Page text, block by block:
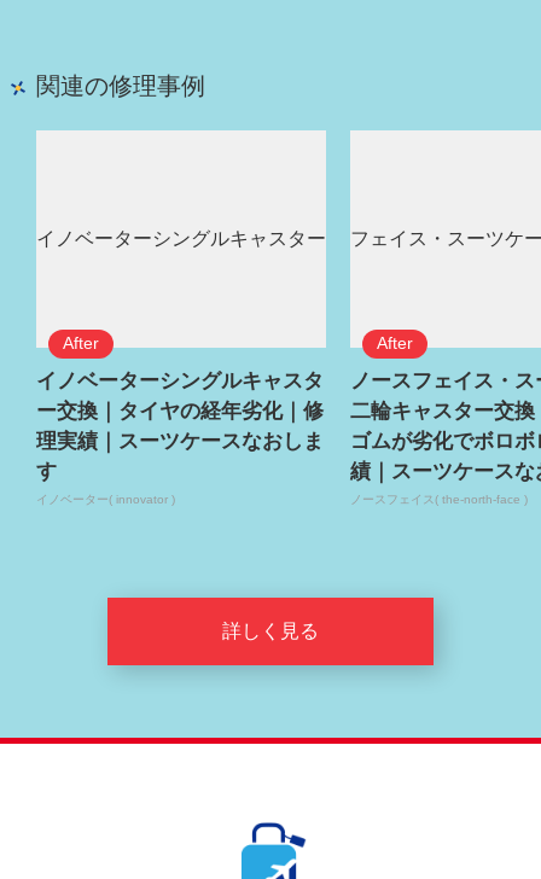
関連の修理事例
イノベーターシングルキャスタ
ー交換｜タイヤの経年劣化｜修
理実績｜スーツケースなおしま
す
イノベーター( innovator )
ノースフェイス・
二輪キャスター交換
ゴムが劣化でボロ
績｜スーツケースな
ノースフェイス( the-north-face )
詳しく見る